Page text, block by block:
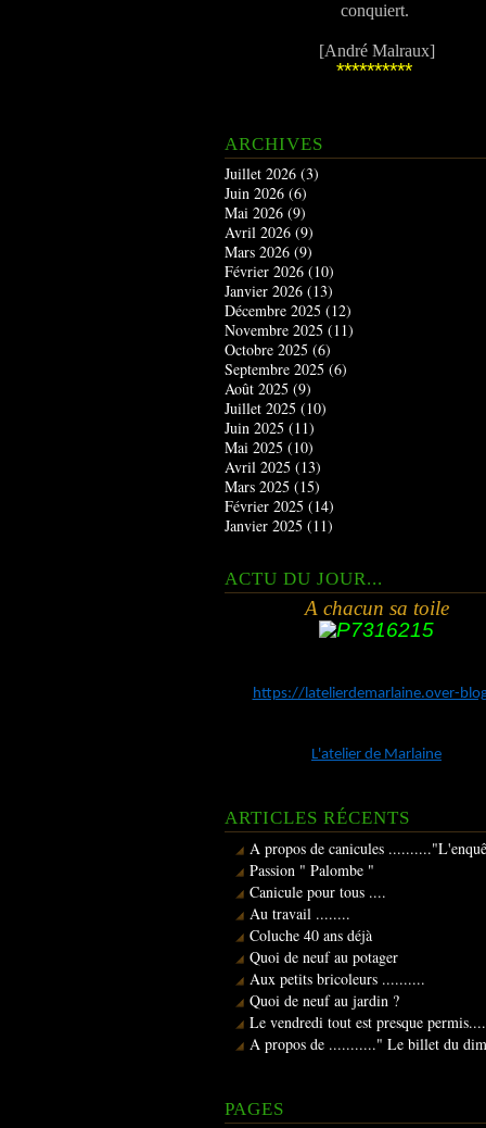
conquiert.
[André Malraux]
**********
ARCHIVES
Juillet 2026 (3)
Juin 2026 (6)
Mai 2026 (9)
Avril 2026 (9)
Mars 2026 (9)
Février 2026 (10)
Janvier 2026 (13)
Décembre 2025 (12)
Novembre 2025 (11)
Octobre 2025 (6)
Septembre 2025 (6)
Août 2025 (9)
Juillet 2025 (10)
Juin 2025 (11)
Mai 2025 (10)
Avril 2025 (13)
Mars 2025 (15)
Février 2025 (14)
Janvier 2025 (11)
ACTU DU JOUR...
A chacun sa toile
https://latelierdemarlaine.over-
L'atelier de Marlaine
ARTICLES RÉCENTS
A propos de canicules
Passion " Palombe "
Canicule pour tous ....
Au travail ........
Coluche 40 ans déjà
Quoi de neuf au potager
Aux petits bricoleurs ..........
Quoi de neuf au jardin ?
Le vendredi tout est presque
A propos de ..........." Le billet du
PAGES